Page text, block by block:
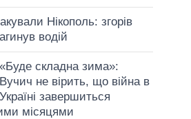
Нікополь: згорів
водій
«Буде складна зима»:
Вучич не вірить, що війна в
Україні завершиться
місяцями